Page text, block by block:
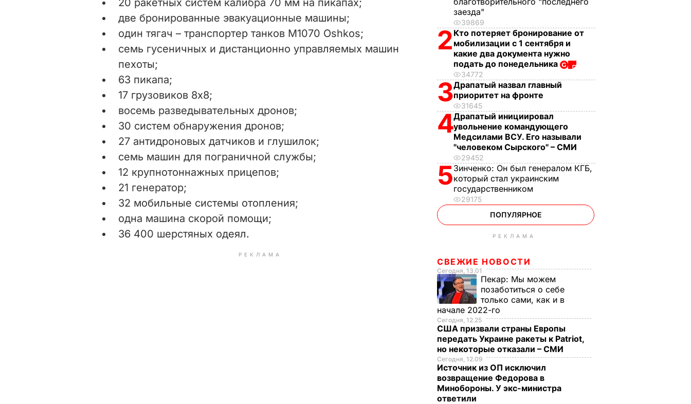
i
d
две бронированные эвакуационные машины;
один тягач – транспортер танков М1070 Oshkos;
семь гусеничных и дистанционно управляемых машин
пехоты;
63 пикапа;
17 грузовиков 8х8;
восемь разведывательных дронов;
30 систем обнаружения дронов;
27 антидроновых датчиков и глушилок;
семь машин для пограничной службы;
12 крупнотоннажных прицепов;
21 генератор;
32 мобильные системы отопления;
одна машина скорой помощи;
36 400 шерстяных одеял.
РЕКЛАМА
заезда"
39869
2 Кто потеряет бронирование от
мобилизации с 1 сентября и
какие два документа нужно
подать до понедельника
34772
3Драпатый назвал главный
приоритет на фронте
31645
4Драпатый инициировал
увольнение командующего
Медсилами ВСУ. Его называли
"человеком Сырского" – СМИ
29452
5Зинченко: Он был генералом КГБ,
который стал украинским
государственником
29175
ПОПУЛЯРНОЕ
РЕКЛАМА
СВЕЖИЕ НОВОСТИ
Сегодня, 13.01
Пекар: Мы можем
позаботиться о себе
только сами, как и в
начале 2022-го
Сегодня, 12.25
США призвали страны Европы
передать Украине ракеты к Patriot,
но некоторые отказали – СМИ
Сегодня, 12.09
Источник из ОП исключил
возвращение Федорова в
Минобороны. У экс-министра
ответили